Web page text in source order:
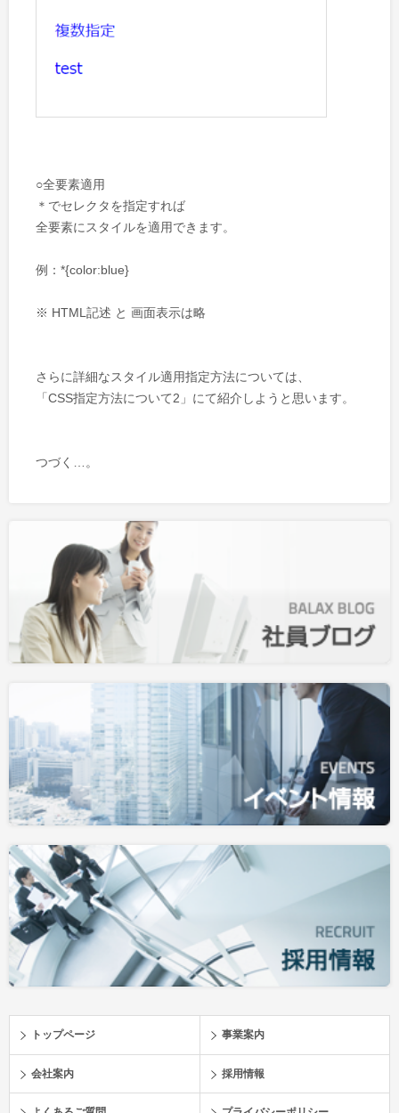
○全要素適用
＊でセレクタを指定すれば
全要素にスタイルを適用できます。
例：*{color:blue}
※ HTML記述 と 画面表示は略
さらに詳細なスタイル適用指定方法については、
「CSS指定方法について2」にて紹介しようと思います。
つづく…。
トップページ 事業案内
会社案内 採用情報